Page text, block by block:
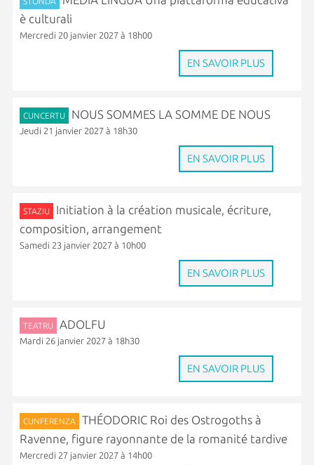
è culturali
Mercredi 20 janvier 2027 à 18h00
EN SAVOIR PLUS
CUNCERTU NOUS SOMMES LA SOMME DE NOUS
Jeudi 21 janvier 2027 à 18h30
EN SAVOIR PLUS
STAZIU
Initiation à la création musicale, écriture,
composition, arrangement
Samedi 23 janvier 2027 à 10h00
EN SAVOIR PLUS
TEATRU ADOLFU
Mardi 26 janvier 2027 à 18h30
EN SAVOIR PLUS
CUNFERENZA
THÉODORIC Roi des Ostrogoths à
Ravenne, figure rayonnante de la romanité tardive
Mercredi 27 janvier 2027 à 14h00